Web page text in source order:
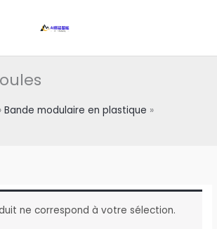
Bande modulaire en plastique
ne correspond à votre sélection.